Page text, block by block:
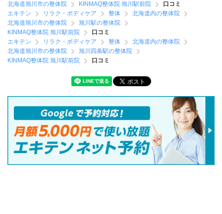
北海道旭川市の整体院
KINMAQ整体院 旭川駅前院
口コミ
エキテン
リラク・ボディケア 整体
北海道内の整体院
北海道旭川市の整体院
旭川駅の整体院
KINMAQ整体院 旭川駅前院
口コミ
エキテン
リラク・ボディケア 整体
北海道内の整体院
北海道旭川市の整体院
旭川四条駅の整体院
KINMAQ整体院 旭川駅前院
口コミ